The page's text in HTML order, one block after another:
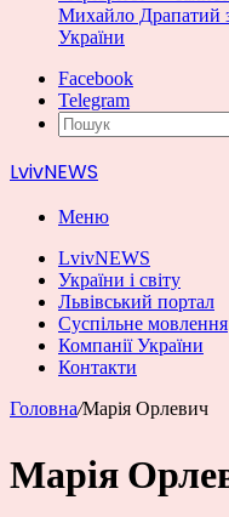
Михайло Драпатий
України
Facebook
Telegram
LvivNEWS
Меню
LvivNEWS
України і світу
Львівський портал
Суспільне мовлення
Компанії України
Контакти
Головна/Марія Орлевич
Марія